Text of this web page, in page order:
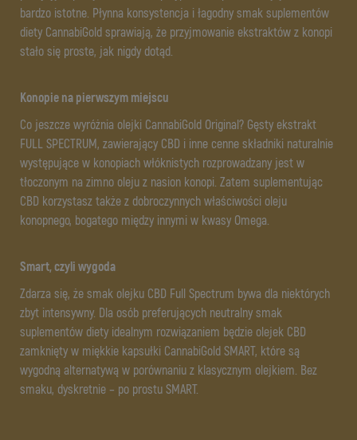
bardzo istotne. Płynna konsystencja i łagodny smak suplementów
diety CannabiGold sprawiają, że przyjmowanie ekstraktów z konopi
stało się proste, jak nigdy dotąd.
Konopie na pierwszym miejscu
Co jeszcze wyróżnia olejki CannabiGold Original? Gęsty ekstrakt
FULL SPECTRUM, zawierający CBD i inne cenne składniki naturalnie
występujące w konopiach włóknistych rozprowadzany jest w
tłoczonym na zimno oleju z nasion konopi. Zatem suplementując
CBD korzystasz także z dobroczynnych właściwości oleju
konopnego, bogatego między innymi w kwasy Omega.
Smart, czyli wygoda
Zdarza się, że smak olejku CBD Full Spectrum bywa dla niektórych
zbyt intensywny. Dla osób preferujących neutralny smak
suplementów diety idealnym rozwiązaniem będzie olejek CBD
zamknięty w miękkie kapsułki CannabiGold SMART, które są
wygodną alternatywą w porównaniu z klasycznym olejkiem. Bez
smaku, dyskretnie – po prostu SMART.